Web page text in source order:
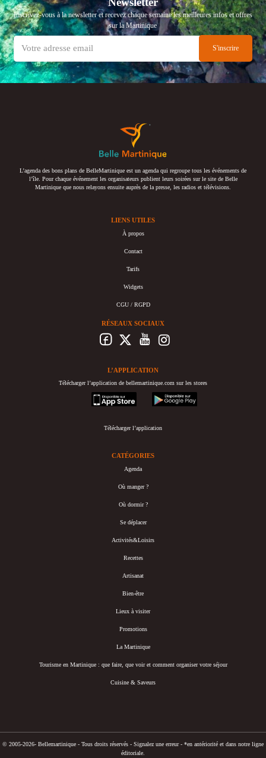
Inscrivez-vous à la newsletter et recevez chaque semaine les meilleures infos et offres
sur la Martinique
L’agenda des bons plans de BelleMartinique est un agenda qui regroupe tous les événements de
l’île. Pour chaque événement les organisateurs publient leurs soirées sur le site de Belle
Martinique que nous relayons ensuite auprès de la presse, les radios et télévisions.
LIENS UTILES
À propos
Contact
Tarifs
Widgets
CGU / RGPD
RÉSEAUX SOCIAUX
L’APPLICATION
Télécharger l’application de bellemartinique.com sur les stores
appstore
googleplay
Télécharger l’application
CATÉGORIES
Agenda
Où manger ?
Où dormir ?
Se déplacer
Activités&Loisirs
Recettes
Artisanat
Bien-être
Lieux à visiter
Promotions
La Martinique
Tourisme en Martinique : que faire, que voir et comment organiser votre séjour
Cuisine & Saveurs
© 2005-2026- Bellemartinique - Tous droits réservés - Signalez une erreur - *en antériorité et dans notre ligne
éditoriale.